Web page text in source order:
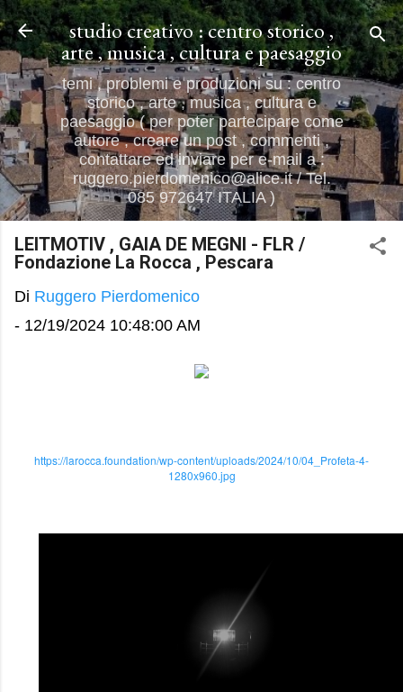
Passa ai contenuti principali
studio creativo : centro storico ,
arte , musica , cultura e paesaggio
temi , problemi e produzioni su : centro
storico , arte , musica , cultura e
paesaggio ( per poter partecipare come
autore , creare un post , commenti ,
contattare ed inviare per e-mail a :
ruggero.pierdomenico@alice.it / Tel.
085 972647 ITALIA )
LEITMOTIV , GAIA DE MEGNI - FLR /
Fondazione La Rocca , Pescara
Di Ruggero Pierdomenico
- 12/19/2024 10:48:00 AM
https://larocca.foundation/wp-content/uploads/2024/10/04_Profeta-4-
1280x960.jpg